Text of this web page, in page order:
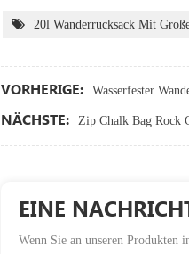
20l Wanderrucksack Mit
VORHERIGE: Wasserfester
NÄCHSTE: Zip Chalk Bag Rock
EINE
Wenn Sie an unseren Produkten